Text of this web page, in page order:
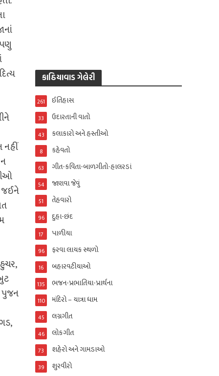
નહીં
જઈને
પુજન
કાઠિયાવાડ ગેલેરી
ઈતિહાસ
261
ઉદારતાની વાતો
33
કલાકારો અને હસ્તીઓ
43
કહેવતો
8
ગીત-કવિતા-બાળગીતો-હાલરડાં
63
જાણવા જેવું
54
તેહવારો
51
દુહા-છંદ
96
પાળીયા
17
ફરવા લાયક સ્થળો
96
બહારવટીયાઓ
16
ભજન-પ્રભાતિયા-પ્રાર્થના
135
મંદિરો – યાત્રા ધામ
110
લગ્નગીત
45
લોકગીત
46
શહેરો અને ગામડાઓ
73
શુરવીરો
39